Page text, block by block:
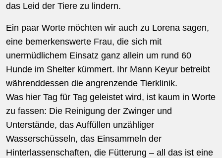
das Leid der Tiere zu lindern.
Ein paar Worte möchten wir auch zu Lorena sagen,
eine bemerkenswerte Frau, die sich mit
unermüdlichem Einsatz ganz allein um rund 60
Hunde im Shelter kümmert. Ihr Mann Keyur betreibt
währenddessen die angrenzende Tierklinik.
Was hier Tag für Tag geleistet wird, ist kaum in Worte
zu fassen: Die Reinigung der Zwinger und
Unterstände, das Auffüllen unzähliger
Wasserschüsseln, das Einsammeln der
Hinterlassenschaften, die Fütterung – all das ist eine